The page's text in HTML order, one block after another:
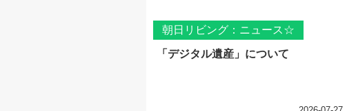
朝日リビング：ニュース☆
「デジタル遺産」について